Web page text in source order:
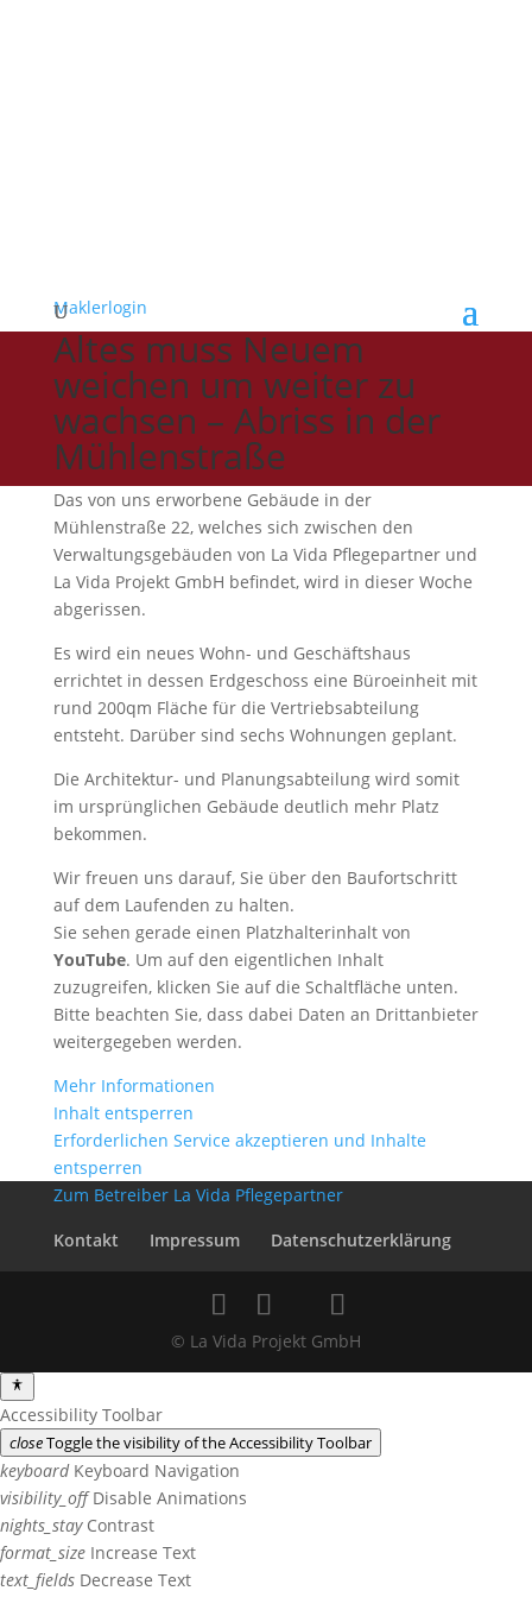
Maklerlogin
Altes muss Neuem
weichen um weiter zu
wachsen – Abriss in der
Mühlenstraße
Das von uns erworbene Gebäude in der
Mühlenstraße 22, welches sich zwischen den
Verwaltungsgebäuden von La Vida Pflegepartner und
La Vida Projekt GmbH befindet, wird in dieser Woche
abgerissen.
Es wird ein neues Wohn- und Geschäftshaus
errichtet in dessen Erdgeschoss eine Büroeinheit mit
rund 200qm Fläche für die Vertriebsabteilung
entsteht. Darüber sind sechs Wohnungen geplant.
Die Architektur- und Planungsabteilung wird somit
im ursprünglichen Gebäude deutlich mehr Platz
bekommen.
Wir freuen uns darauf, Sie über den Baufortschritt
auf dem Laufenden zu halten.
Sie sehen gerade einen Platzhalterinhalt von
YouTube. Um auf den eigentlichen Inhalt
zuzugreifen, klicken Sie auf die Schaltfläche unten.
Bitte beachten Sie, dass dabei Daten an Drittanbieter
weitergegeben werden.
Mehr Informationen
Inhalt entsperren
Erforderlichen Service akzeptieren und Inhalte
entsperren
Zum Betreiber La Vida Pflegepartner
Kontakt
Impressum Datenschutzerklärung
© La Vida Projekt GmbH
Accessibility Toolbar
closeToggle the visibility of the Accessibility Toolbar
keyboard Keyboard Navigation
visibility_off Disable Animations
nights_stay Contrast
format_size Increase Text
text_fields Decrease Text